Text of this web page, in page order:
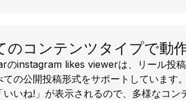
のコンテンツタイプで動
のinstagram likes viewerは、リール投稿
ての公開投稿形式をサポートしています
いいね!」が表示されるので、多様なコン